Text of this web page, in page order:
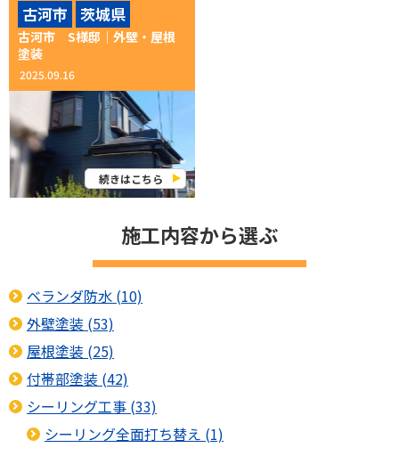
古河市 S様邸│外壁・屋根
塗装
2025.09.16
続きはこちら
付帯部塗装 外壁塗装
屋根塗装
古河市 茨城県
施工内容から選ぶ
ベランダ防水 (10)
外壁塗装 (53)
屋根塗装 (25)
付帯部塗装 (42)
シーリング工事 (33)
シーリング全面打ち替え (1)